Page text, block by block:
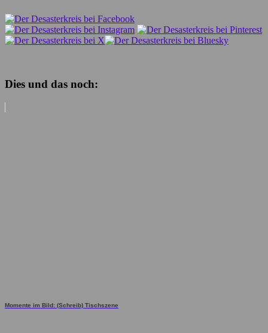
Dies und das noch:
Momente im Bild: (Schreib) Tischszene